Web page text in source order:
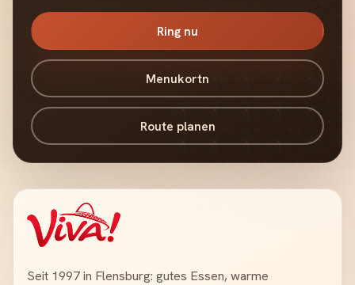
Ring nu
Menukortn
Route planen
Seit 1997 in Flensburg: gutes Essen, warme